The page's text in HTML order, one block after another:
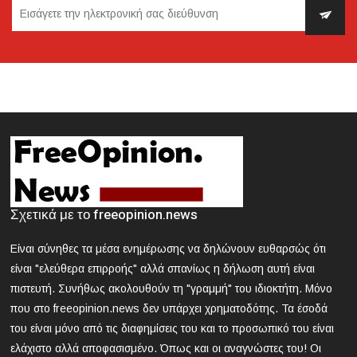
Κυκλοφοριακές ρυθμίσεις την Κυριακή στην Αθήνα
2024-03-21 18:13:09
Θεσσαλονίκη: Συνελήφθη 42χρονος που επιτέθηκε με
δρεπάνι και κατσαβίδι σε 25χρονο
2024-03-21 17:58:30
Κοζάνη: Νεκρός 40χρονος που εγκλωβίστηκε σε
2024-03-21 17:47:39
ΕΟΔΥ: Nέος θάνατος από γρίπη - 8 νεκροί από Covid, 13
2024-03-21 16:52:35
Σχετικά με το freeopinion.news
Είναι σύνηθες τα μέσα ενημέρωσης να δηλώνουν ευθαρσώς ότι
είναι "ελεύθερα επιρροής" αλλά σπανίως η δήλωση αυτή είναι
πιστευτή. Συνήθως ακολουθούν τη "γραμμή" του ιδιοκτήτη. Μόνο
που στο freeopinion.news δεν υπάρχει χρηματοδότης. Τα έσοδά
του είναι μόνο από τις διαφημίσεις του και το προσωπικό του είναι
ελάχιστο αλλά αποφασισμένο. Όπως και οι αναγνώστες του! Οι